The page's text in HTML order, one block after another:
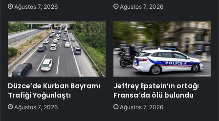
Ağustos 7, 2026 Ağustos 7, 2026
Düzce’de Kurban Bayramı
Trafiği Yoğunlaştı
Ağustos 7, 2026
Jeffrey Epstein’ın ortağı
Fransa’da ölü bulundu
Ağustos 7, 2026